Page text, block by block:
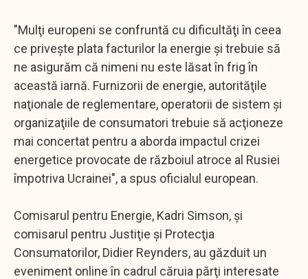
"Mulţi europeni se confruntă cu dificultăţi în ceea
ce priveşte plata facturilor la energie şi trebuie să
ne asigurăm că nimeni nu este lăsat în frig în
această iarnă. Furnizorii de energie, autorităţile
naţionale de reglementare, operatorii de sistem şi
organizaţiile de consumatori trebuie să acţioneze
mai concertat pentru a aborda impactul crizei
energetice provocate de războiul atroce al Rusiei
împotriva Ucrainei", a spus oficialul european.
Comisarul pentru Energie, Kadri Simson, şi
comisarul pentru Justiţie şi Protecţia
Consumatorilor, Didier Reynders, au găzduit un
eveniment online în cadrul căruia părţi interesate